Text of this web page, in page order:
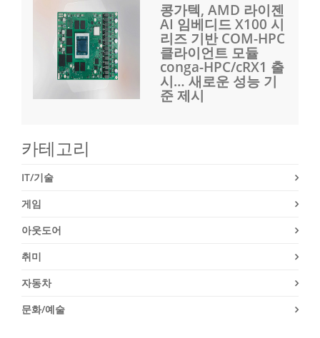
콩가텍, AMD 라이젠
AI 임베디드 X100 시
리즈 기반 COM-HPC
클라이언트 모듈
conga-HPC/cRX1 출
시… 새로운 성능 기
준 제시
카테고리
IT/기술
게임
아웃도어
취미
자동차
문화/예술